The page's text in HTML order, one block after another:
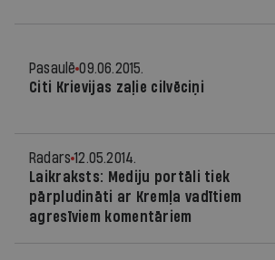
Pasaulē 09.06.2015.
Citi Krievijas zaļie cilvēciņi
Radars 12.05.2014.
Laikraksts: Mediju portāli tiek
pārpludināti ar Kremļa vadītiem
agresīviem komentāriem